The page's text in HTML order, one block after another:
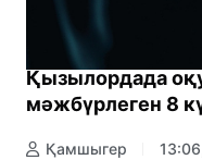
Қызылордада
мәжбүрлеген 8
Қамшыгер